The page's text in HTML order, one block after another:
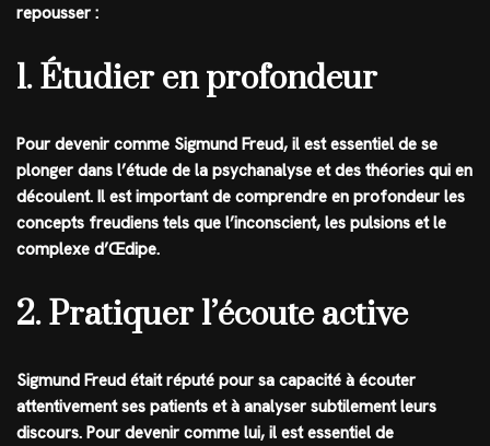
repousser :
1. Étudier en profondeur
Pour devenir comme Sigmund Freud, il est essentiel de se
plonger dans l’étude de la psychanalyse et des théories qui en
découlent. Il est important de comprendre en profondeur les
concepts freudiens tels que l’inconscient, les pulsions et le
complexe d’Œdipe.
2. Pratiquer l’écoute active
Sigmund Freud était réputé pour sa capacité à écouter
attentivement ses patients et à analyser subtilement leurs
discours. Pour devenir comme lui, il est essentiel de